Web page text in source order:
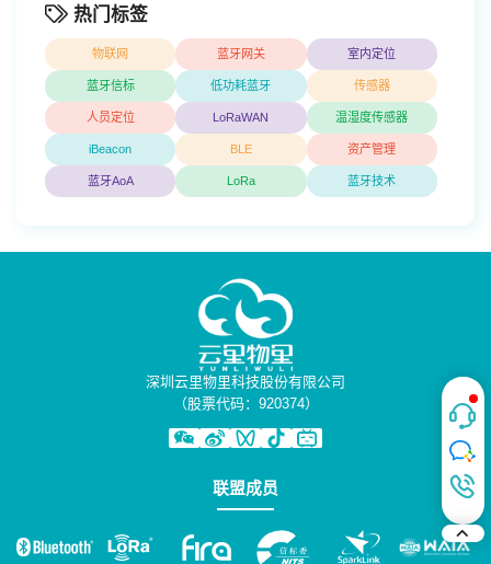
热门标签
物联网 蓝牙网关 室内定位
蓝牙信标 低功耗蓝牙 传感器
人员定位 LoRaWAN 温湿度传感器
iBeacon BLE 资产管理
蓝牙AoA LoRa 蓝牙技术
深圳云里物里科技股份有限公司
（股票代码：920374）
联盟成员